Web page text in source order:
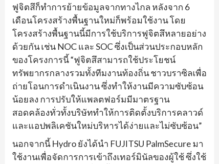
ฟูจิตสึก็ทำการย้ายข้อมูลจากทางไกล หลังจาก 6
เดือนโครงสร้างพื้นฐานใหม่ก็พร้อมใช้งาน โดย
โครงสร้างพื้นฐานนี้มีการใช้บริการฟูจิตสึหลายอย่าง
ด้วยกัน เช่น NOC และ SOC ซึ่งเป็นส่วนประกอบหลัก
ของโครงการนี้ “ฟูจิตสึสามารถใช้ประโยชน์
ทรัพยากรกลางรวมทั้งทีมงานท้องถิ่น ชาวบราซิลเพื่อ
ถ่ายโอนการดำเนินงาน ซึ่งทำให้งานมีความซับซ้อน
น้อยลง การปรับให้แพลตฟอร์มมีมาตรฐาน
สอดคล้องทั่วทั้งบริษัททำให้การติดตั้งบริการคลาวด์
และแอปพลิเคชันใหม่บริหารได้ง่ายและไม่ซับซ้อน”
นอกจากนี้ Hydro ยังได้นำ FUJITSU PalmSecure มา
ใช้งานเพื่อจัดการการเข้าถึงเทอร์มินัลของผู้ใช้ ซึ่งใช้